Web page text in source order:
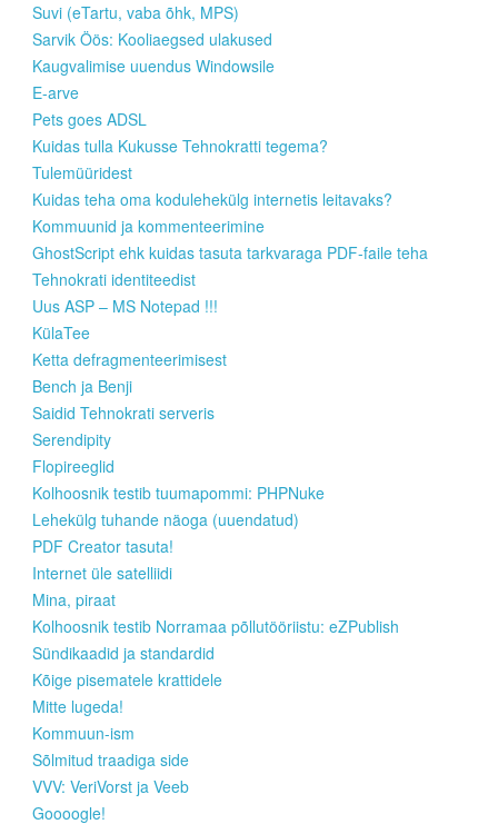
Suvi (eTartu, vaba õhk, MPS)
Sarvik Öös: Kooliaegsed ulakused
Kaugvalimise uuendus Windowsile
E-arve
Pets goes ADSL
Kuidas tulla Kukusse Tehnokratti tegema?
Tulemüüridest
Kuidas teha oma kodulehekülg internetis leitavaks?
Kommuunid ja kommenteerimine
GhostScript ehk kuidas tasuta tarkvaraga PDF-faile teha
Tehnokrati identiteedist
Uus ASP – MS Notepad !!!
KülaTee
Ketta defragmenteerimisest
Bench ja Benji
Saidid Tehnokrati serveris
Serendipity
Flopireeglid
Kolhoosnik testib tuumapommi: PHPNuke
Lehekülg tuhande näoga (uuendatud)
PDF Creator tasuta!
Internet üle satelliidi
Mina, piraat
Kolhoosnik testib Norramaa põllutööriistu: eZPublish
Sündikaadid ja standardid
Kõige pisematele krattidele
Mitte lugeda!
Kommuun-ism
Sõlmitud traadiga side
VVV: VeriVorst ja Veeb
Goooogle!